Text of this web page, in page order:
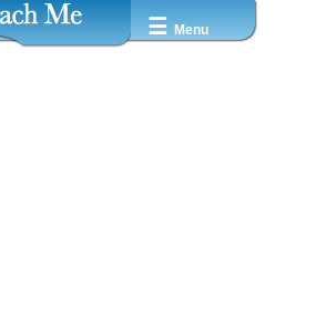
☰ Menu